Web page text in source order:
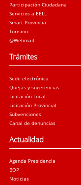
Participación Ciudadana
Servicios a EELL
Smart Provincia
Turismo
@Webmail
Trámites
Sede electrónica
Quejas y sugerencias
Licitación Local
Licitación Provincial
Subvenciones
Canal de denuncias
Actualidad
Agenda Presidencia
BOP
Noticias